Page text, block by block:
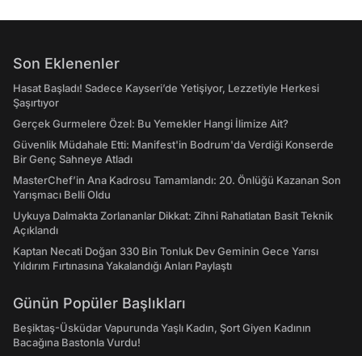
Son Eklenenler
Hasat Başladı! Sadece Kayseri’de Yetişiyor, Lezzetiyle Herkesi
Şaşırtıyor
Gerçek Gurmelere Özel: Bu Yemekler Hangi İlimize Ait?
Güvenlik Müdahale Etti: Manifest'in Bodrum'da Verdiği Konserde
Bir Genç Sahneye Atladı
MasterChef’in Ana Kadrosu Tamamlandı: 20. Önlüğü Kazanan Son
Yarışmacı Belli Oldu
Uykuya Dalmakta Zorlananlar Dikkat: Zihni Rahatlatan Basit Teknik
Açıklandı
Kaptan Necati Doğan 330 Bin Tonluk Dev Geminin Gece Yarısı
Yıldırım Fırtınasına Yakalandığı Anları Paylaştı
Günün Popüler Başlıkları
Beşiktaş-Üsküdar Vapurunda Yaşlı Kadın, Şort Giyen Kadının
Bacağına Bastonla Vurdu!